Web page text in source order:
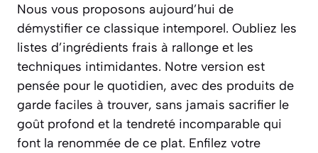
Nous vous proposons aujourd’hui de
démystifier ce classique intemporel. Oubliez les
listes d’ingrédients frais à rallonge et les
techniques intimidantes. Notre version est
pensée pour le quotidien, avec des produits de
garde faciles à trouver, sans jamais sacrifier le
goût profond et la tendreté incomparable qui
font la renommée de ce plat. Enfilez votre